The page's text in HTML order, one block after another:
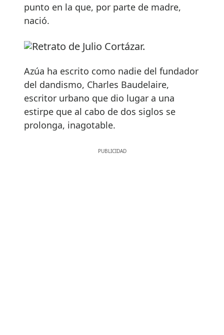
punto en la que, por parte de madre,
nació.
Azúa ha escrito como nadie del fundador
del dandismo, Charles Baudelaire,
escritor urbano que dio lugar a una
estirpe que al cabo de dos siglos se
prolonga, inagotable.